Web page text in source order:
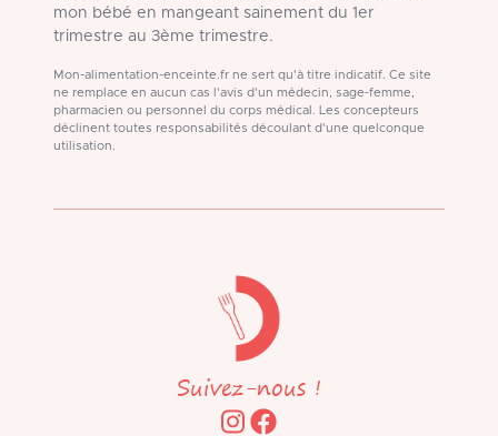
mon bébé en mangeant sainement du 1er
trimestre au 3ème trimestre.
Mon-alimentation-enceinte.fr ne sert qu'à titre indicatif. Ce site
ne remplace en aucun cas l'avis d'un médecin, sage-femme,
pharmacien ou personnel du corps médical. Les concepteurs
déclinent toutes responsabilités découlant d'une quelconque
utilisation.
Suivez-nous !